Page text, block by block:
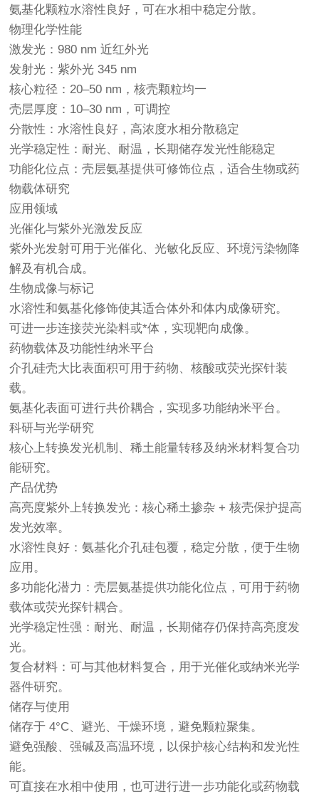
氨基化颗粒水溶性良好，可在水相中稳定分散。
物理化学性能
激发光：980 nm 近红外光
发射光：紫外光 345 nm
核心粒径：20–50 nm，核壳颗粒均一
壳层厚度：10–30 nm，可调控
分散性：水溶性良好，高浓度水相分散稳定
光学稳定性：耐光、耐温，长期储存发光性能稳定
功能化位点：壳层氨基提供可修饰位点，适合生物或药
物载体研究
应用领域
光催化与紫外光激发反应
紫外光发射可用于光催化、光敏化反应、环境污染物降
解及有机合成。
生物成像与标记
水溶性和氨基化修饰使其适合体外和体内成像研究。
可进一步连接荧光染料或*体，实现靶向成像。
药物载体及功能性纳米平台
介孔硅壳大比表面积可用于药物、核酸或荧光探针装
载。
氨基化表面可进行共价耦合，实现多功能纳米平台。
科研与光学研究
核心上转换发光机制、稀土能量转移及纳米材料复合功
能研究。
产品优势
高亮度紫外上转换发光：核心稀土掺杂 + 核壳保护提高
发光效率。
水溶性良好：氨基化介孔硅包覆，稳定分散，便于生物
应用。
多功能化潜力：壳层氨基提供功能化位点，可用于药物
载体或荧光探针耦合。
光学稳定性强：耐光、耐温，长期储存仍保持高亮度发
光。
复合材料：可与其他材料复合，用于光催化或纳米光学
器件研究。
储存与使用
储存于 4°C、避光、干燥环境，避免颗粒聚集。
避免强酸、强碱及高温环境，以保护核心结构和发光性
能。
可直接在水相中使用，也可进行进一步功能化或药物载